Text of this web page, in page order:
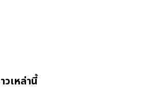
วเหล่านี้